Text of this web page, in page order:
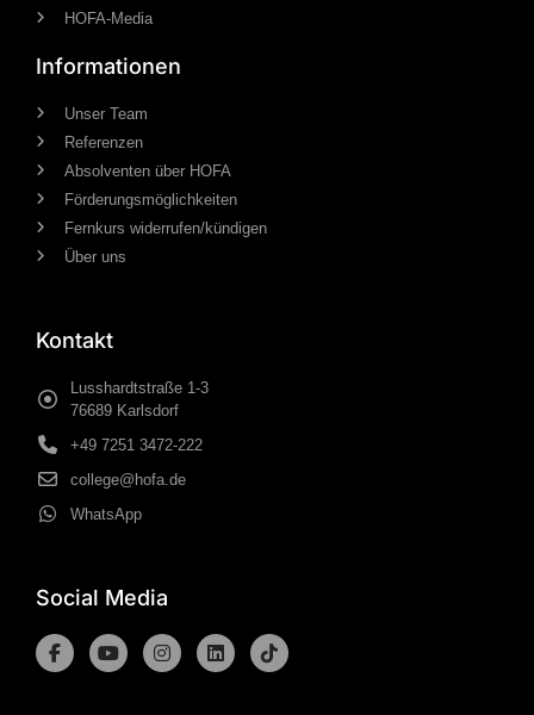
HOFA-Media
Informationen
Unser Team
Referenzen
Absolventen über HOFA
Förderungsmöglichkeiten
Fernkurs widerrufen/kündigen
Über uns
Kontakt
Lusshardtstraße 1-3
76689 Karlsdorf
+49 7251 3472-222
college@hofa.de
WhatsApp
Social Media